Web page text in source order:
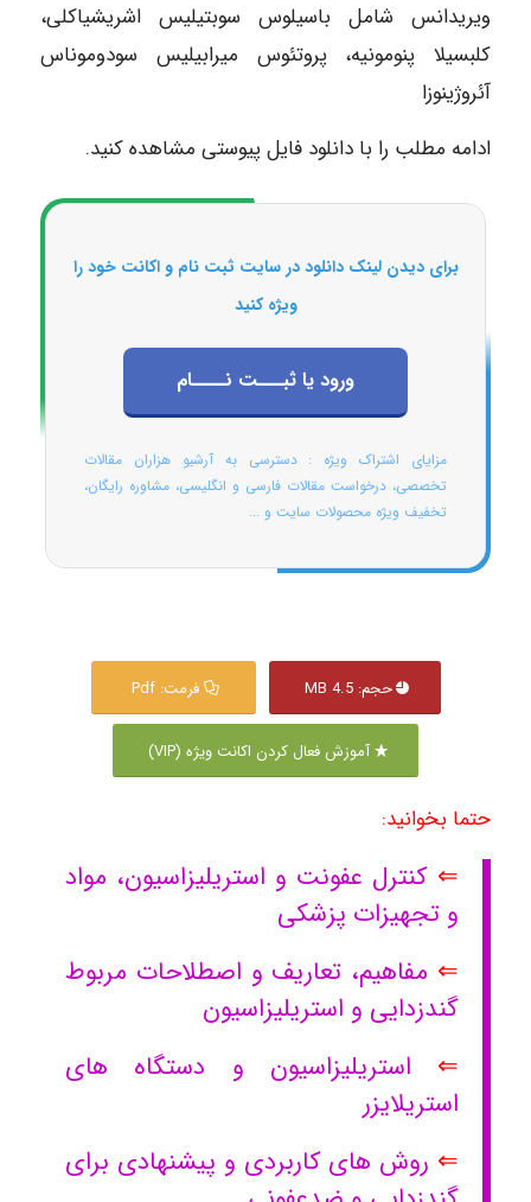
ویریدانس شامل باسیلوس سوبتیلیس اشریشیاکلی،
کلبسیلا پنومونیه، پروتئوس میرابیلیس سودوموناس
آئروژینوزا
ادامه مطلب را با دانلود فایل پیوستی مشاهده کنید.
برای دیدن لینک دانلود در سایت ثبت نام و اکانت خود را
ویژه کنید
ورود یا ثبـــت نــــام
مزایای اشتراک ویژه : دسترسی به آرشیو هزاران مقالات
تخصصی، درخواست مقالات فارسی و انگلیسی، مشاوره رایگان،
تخفیف ویژه محصولات سایت و ...
حجم: 4.5 MB فرمت: Pdf
آموزش فعال کردن اکانت ویژه (VIP)
حتما بخوانید:
⇐ کنترل عفونت و استریلیزاسیون، مواد
و تجهیزات پزشکی
⇐ مفاهیم، تعاریف و اصطلاحات مربوط
گندزدایی و استریلیزاسیون
⇐ استریلیزاسیون و دستگاه های
استریلایزر
⇐ روش های کاربردی و پیشنهادی برای